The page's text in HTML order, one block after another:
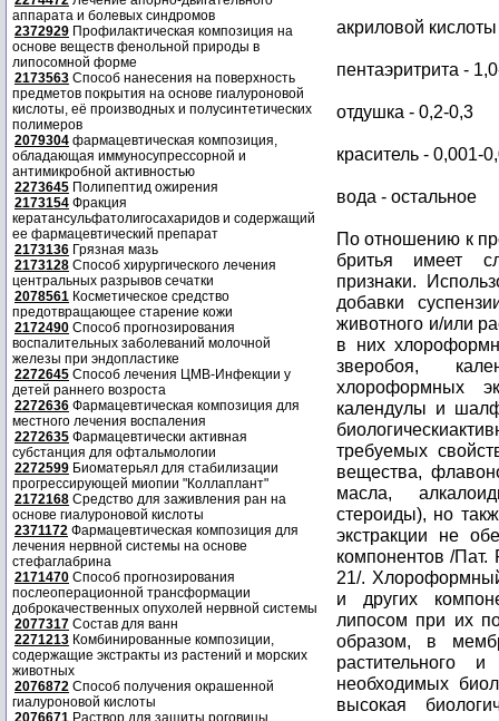
аппарата и болевых синдромов
2372929 Профилактическая композиция на
основе веществ фенольной природы в
липосомной форме
2173563 Способ нанесения на поверхность
предметов покрытия на основе гиалуроновой
кислоты, её производных и полусинтетических
полимеров
2079304 фармацевтическая композиция,
обладающая иммуносупрессорной и
антимикробной активностью
2273645 Полипептид ожирения
2173154 Фракция
кератансульфатолигосахаридов и содержащий
ее фармацевтический препарат
2173136 Грязная мазь
2173128 Способ хирургического лечения
центральных разрывов сечатки
2078561 Косметическое средство
предотвращающее старение кожи
2172490 Способ прогнозирования
воспалительных заболеваний молочной
железы при эндопластике
2272645 Способ лечения ЦМВ-Инфекции у
детей раннего возроста
2272636 Фармацевтическая композиция для
местного лечения воспаления
2272635 Фармацевтически активная
субстанция для офтальмологии
2272599 Биоматерьял для стабилизации
прогрессирующей миопии "Коллаплант"
2172168 Средство для заживления ран на
основе гиалуроновой кислоты
2371172 Фармацевтическая композиция для
лечения нервной системы на основе
стефаглабрина
2171470 Способ прогнозирования
послеоперационной трансформации
доброкачественных опухолей нервной системы
2077317 Состав для ванн
2271213 Комбинированные композиции,
содержащие экстракты из растений и морских
животных
2076872 Способ получения окрашенной
гиалуроновой кислоты
2076671 Раствор для защиты роговицы
акриловой
пентаэритрита -
отдушка - 0,2-0,3
краситель - 0,001-
вода - остальное
По отношению к
бритья имеет
признаки.
добавки
животного и/или
в них
зверобоя,
хлороформных
календулы и
требуемых
вещества,
масла,
стероиды), но
экстракции не
компонентов /
21/.
и других
липосом при их
образом, в
растительного
необходимых
высокая